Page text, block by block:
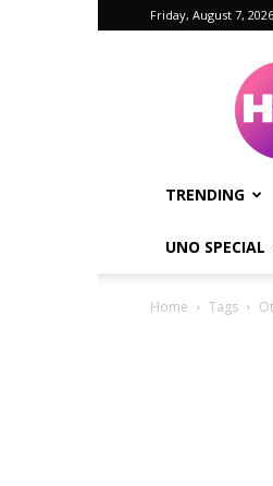
Friday, August 7, 2026
Uno!
TRENDING
UNO SPECIAL
Home Tags